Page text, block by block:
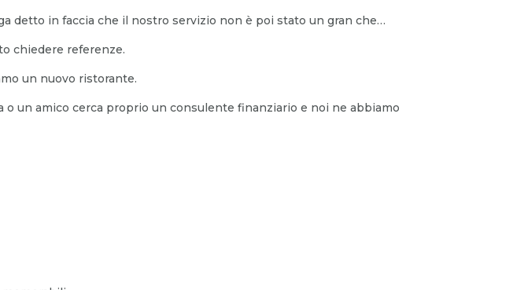
detto in faccia che il nostro servizio non è poi stato un gran che…
chiedere referenze.
un nuovo ristorante.
un amico cerca proprio un consulente finanziario e noi ne abbiamo